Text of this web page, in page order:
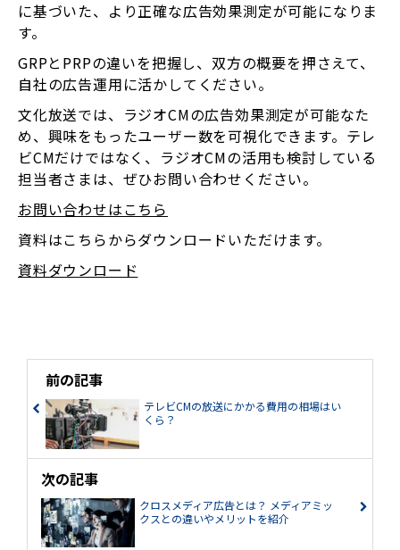
に基づいた、より正確な広告効果測定が可能になりま
す。
GRPとPRPの違いを把握し、双方の概要を押さえて、
自社の広告運用に活かしてください。
文化放送では、ラジオCMの広告効果測定が可能なた
め、興味をもったユーザー数を可視化できます。テレ
ビCMだけではなく、ラジオCMの活用も検討している
担当者さまは、ぜひお問い合わせください。
お問い合わせはこちら
資料はこちらからダウンロードいただけます。
資料ダウンロード
前の記事
テレビCMの放送にかかる費用の相場はい
くら？
次の記事
クロスメディア広告とは？ メディアミッ
クスとの違いやメリットを紹介